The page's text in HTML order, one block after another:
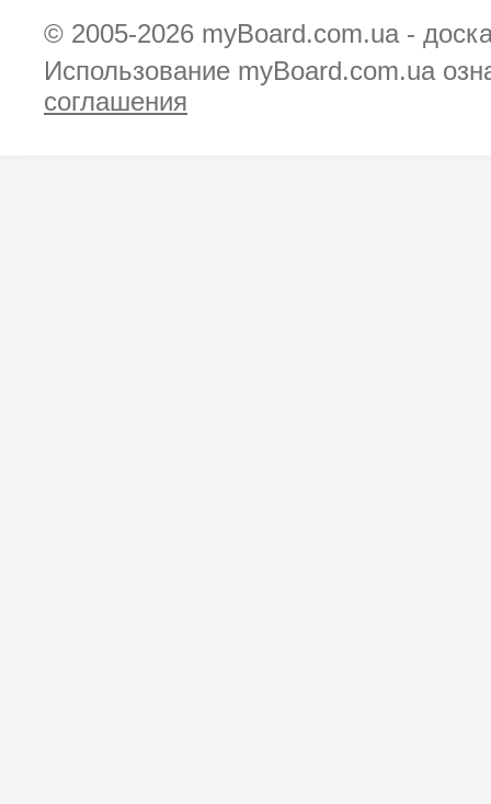
© 2005-2026 myBoard.com.ua -
Использование myBoard.com.ua
соглашения